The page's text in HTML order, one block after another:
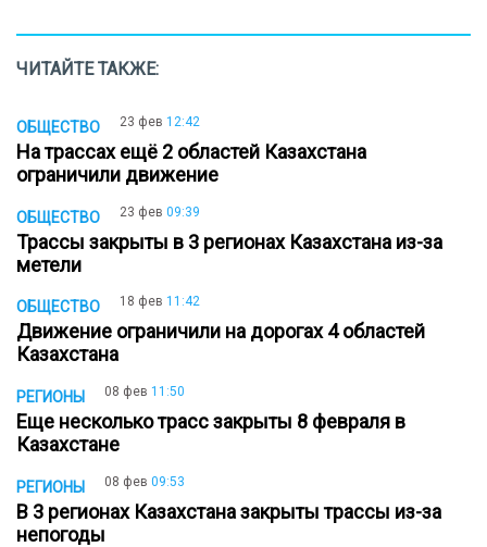
ЧИТАЙТЕ ТАКЖЕ:
ОБЩЕСТВО 23 фев 12:42
На трассах ещё 2 областей Казахстана
ограничили движение
ОБЩЕСТВО 23 фев 09:39
Трассы закрыты в 3 регионах Казахстана из-за
метели
ОБЩЕСТВО 18 фев 11:42
Движение ограничили на дорогах 4 областей
Казахстана
РЕГИОНЫ 08 фев 11:50
Еще несколько трасс закрыты 8 февраля в
Казахстане
РЕГИОНЫ 08 фев 09:53
В 3 регионах Казахстана закрыты трассы из-за
непогоды